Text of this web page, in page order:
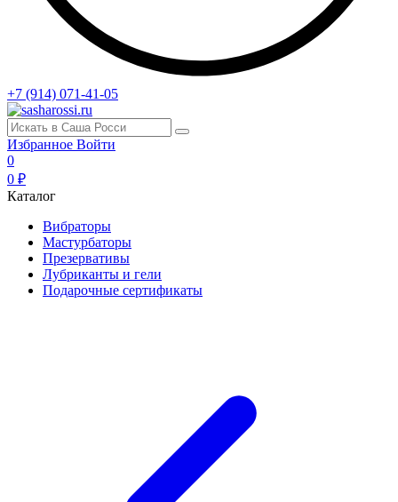
+7 (914) 071-41-05
Избранное Войти
0
0 ₽
Каталог
Вибраторы
Мастурбаторы
Презервативы
Лубриканты и гели
Подарочные сертификаты